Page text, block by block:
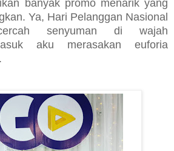
banyak promo menarik yang
Ya, Hari Pelanggan Nasional
senyuman di wajah
aku merasakan euforia